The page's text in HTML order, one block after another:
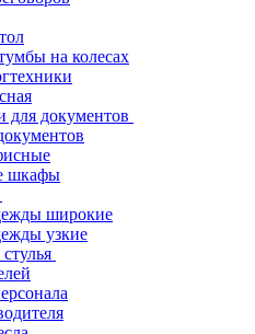
на колесах
документов
шкафы
широкие
узкие